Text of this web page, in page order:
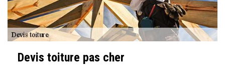
Devis toiture pas cher